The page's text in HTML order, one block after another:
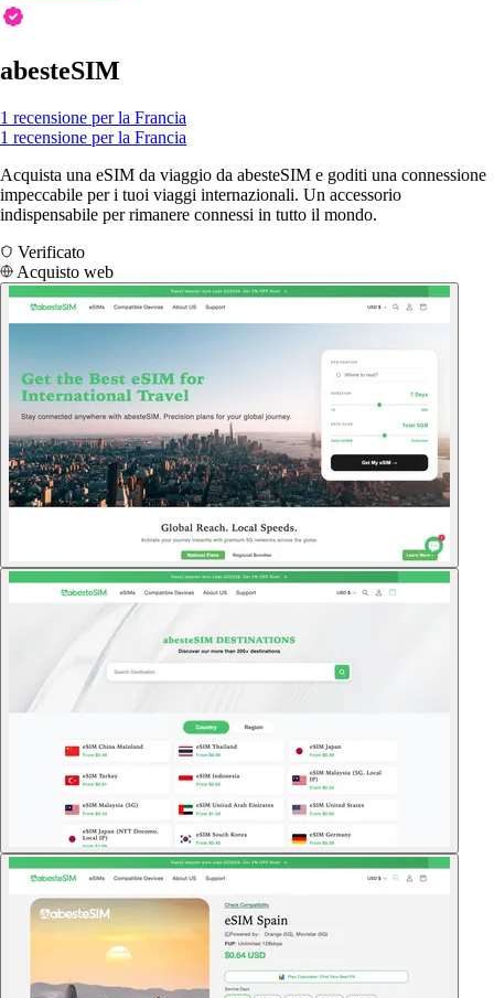
abesteSIM
1 recensione per la Francia
1 recensione per la Francia
Acquista una eSIM da viaggio da abesteSIM e goditi una connessione
impeccabile per i tuoi viaggi internazionali. Un accessorio
indispensabile per rimanere connessi in tutto il mondo.
Verificato
Acquisto web